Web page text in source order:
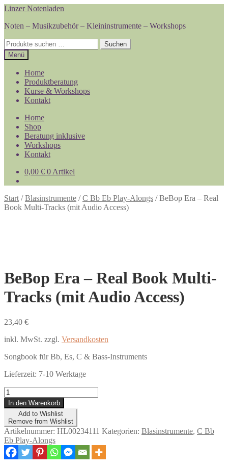
Zur
springen
Zum
springen
Linzer Notenladen
Noten – Musikzubehör – Kleininstrumente – Workshops
Suchen
nach:
Suchen
Menü
Home
Produktberatung
Kurse & Workshops
Kontakt
Home
Shop
Beratung inklusive
Workshops
Kontakt
0,00 € 0 Artikel
Start /Blasinstrumente /C Bb Eb Play-Alongs /BeBop Era – Real
Book Multi-Tracks (mit Audio Access)
BeBop Era – Real Book Multi-
Tracks (mit Audio Access)
23,40 €
inkl. MwSt. zzgl. Versandkosten
Songbook für Bb, Es, C & Bass-Instruments
Lieferzeit: 7-10 Werktage
BeBop
Era
-
Real
Book
Multi-
Tracks
(mit
In den Warenkorb
Add to Wishlist
Remove from Wishlist
Artikelnummer: HL00234111 Kategorien: Blasinstrumente, C Bb
Eb Play-Alongs